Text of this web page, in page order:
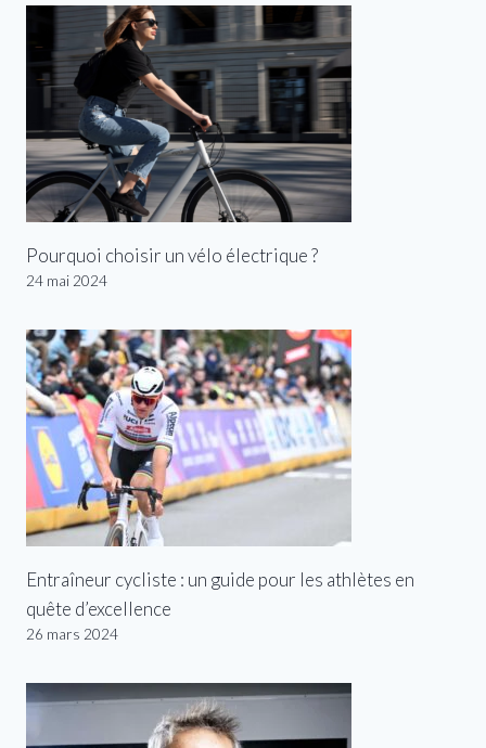
Pourquoi choisir un vélo électrique ?
24 mai 2024
Entraîneur cycliste : un guide pour les athlètes en
quête d’excellence
26 mars 2024